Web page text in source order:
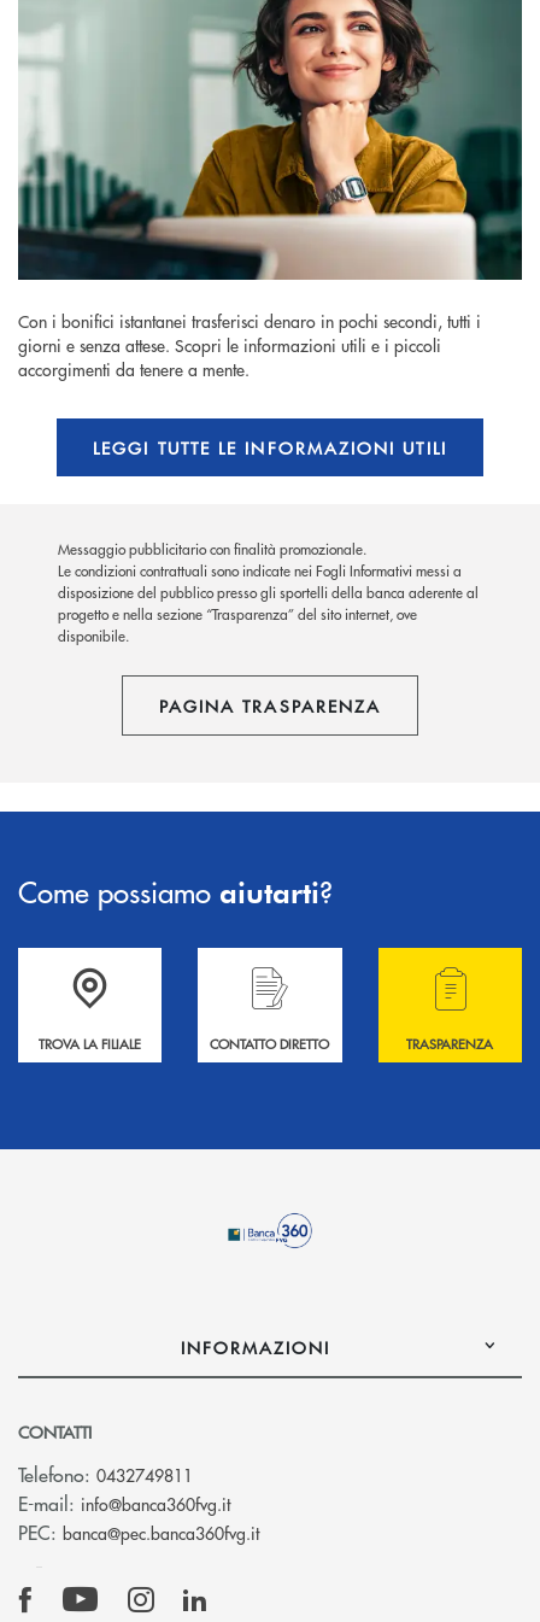
Con i bonifici istantanei trasferisci denaro in pochi secondi, tutti i
giorni e senza attese. Scopri le informazioni utili e i piccoli
accorgimenti da tenere a mente.
LEGGI TUTTE LE INFORMAZIONI UTILI
Messaggio pubblicitario con finalità promozionale.
Le condizioni contrattuali sono indicate nei Fogli Informativi messi a
disposizione del pubblico presso gli sportelli della banca aderente al
progetto e nella sezione “Trasparenza” del sito internet, ove
disponibile.
PAGINA TRASPARENZA
Come possiamo aiutarti?
Accedi all' elenco completo delle filiali .
TROVA LA FILIALE
Hai bisogno di informazioni? Contattaci !
CONTATTO DIRETTO
Hai bisogno di
TRASPARENZA
INFORMAZIONI
CONTATTI
Telefono: 0432749811
E-mail: info@banca360fvg.it(si apre l’app di posta elettronica)
PEC: banca@pec.banca360fvg.it(si apre l’app di posta elettronica)